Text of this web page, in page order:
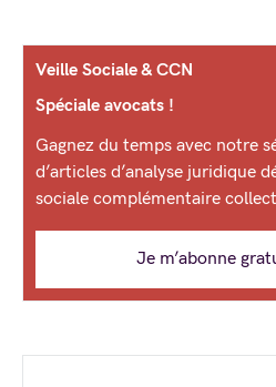
Veille Sociale & CCN
Spéciale avocats !
Gagnez du temps avec notre
d’articles d’analyse juridique
sociale complémentaire
Je m’abonne